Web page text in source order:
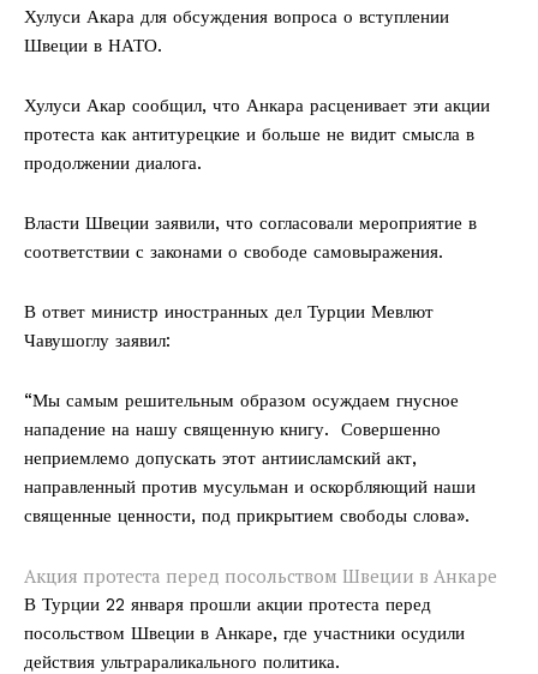
Хулуси Акара для обсуждения вопроса о вступлении
Швеции в НАТО.
Хулуси Акар сообщил, что Анкара расценивает эти акции
протеста как антитурецкие и больше не видит смысла в
продолжении диалога.
Власти Швеции заявили, что согласовали мероприятие в
соответствии с законами о свободе самовыражения.
В ответ министр иностранных дел Турции Мевлют
Чавушоглу заявил:
“Мы самым решительным образом осуждаем гнусное
нападение на нашу священную книгу. Совершенно
неприемлемо допускать этот антиисламский акт,
направленный против мусульман и оскорбляющий наши
священные ценности, под прикрытием свободы слова».
Акция протеста перед посольством Швеции в Анкаре
В Турции 22 января прошли акции протеста перед
посольством Швеции в Анкаре, где участники осудили
действия ультрараликального политика.